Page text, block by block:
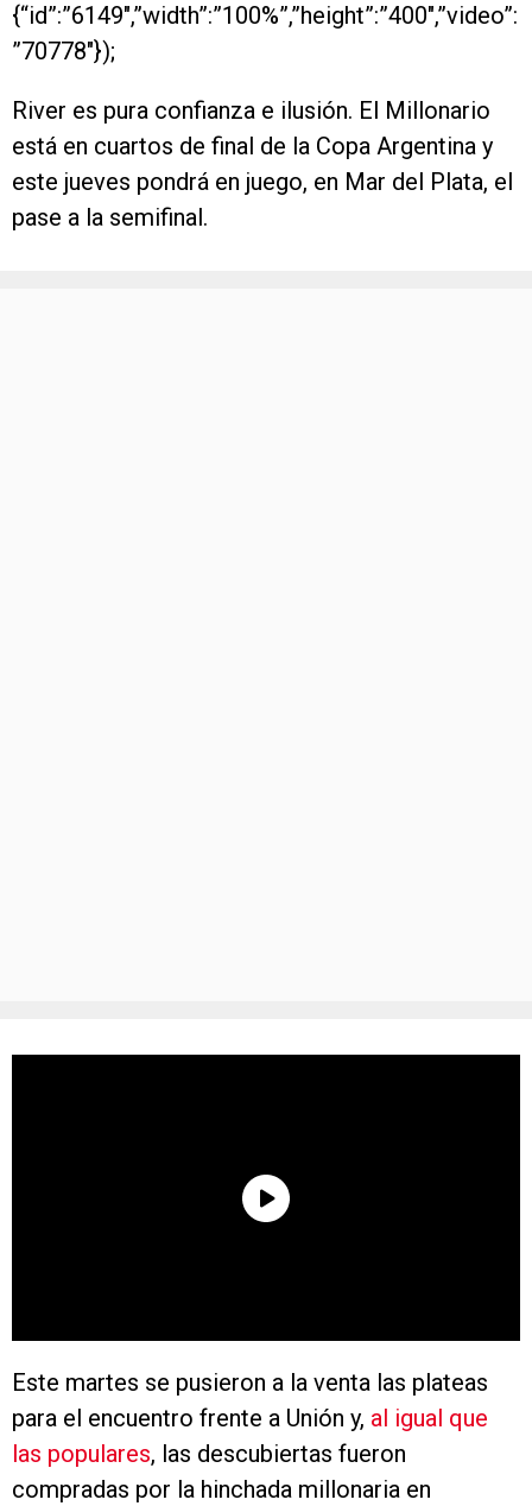
{“id”:”6149″,”width”:”100%”,”height”:”400″,”video”:
”70778″});
River es pura confianza e ilusión. El Millonario
está en cuartos de final de la Copa Argentina y
este jueves pondrá en juego, en Mar del Plata, el
pase a la semifinal.
Este martes se pusieron a la venta las plateas
para el encuentro frente a Unión y, al igual que
las populares, las descubiertas fueron
compradas por la hinchada millonaria en